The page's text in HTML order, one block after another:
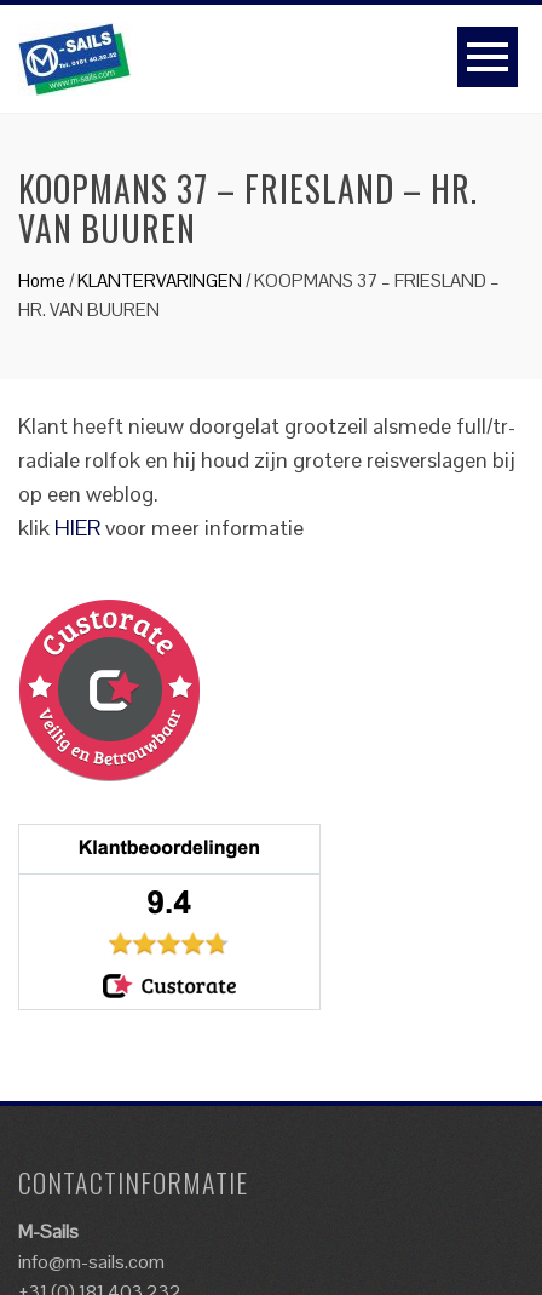
KOOPMANS 37 – FRIESLAND – HR.
VAN BUUREN
Home /KLANTERVARINGEN /KOOPMANS 37 – FRIESLAND –
HR. VAN BUUREN
Klant heeft nieuw doorgelat grootzeil alsmede full/tr-
radiale rolfok en hij houd zijn grotere reisverslagen bij
op een weblog.
klik HIERvoor meer informatie
CONTACTINFORMATIE
M-Sails
info@m-sails.com